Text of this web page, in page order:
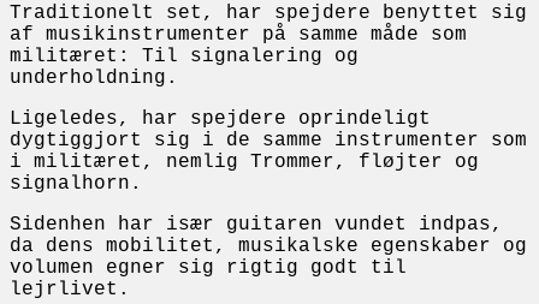
Traditionelt set, har spejdere benyttet sig
af musikinstrumenter på samme måde som
militæret: Til signalering og
underholdning.
Ligeledes, har spejdere oprindeligt
dygtiggjort sig i de samme instrumenter som
i militæret, nemlig Trommer, fløjter og
signalhorn.
Sidenhen har især guitaren vundet indpas,
da dens mobilitet, musikalske egenskaber og
volumen egner sig rigtig godt til
lejrlivet.